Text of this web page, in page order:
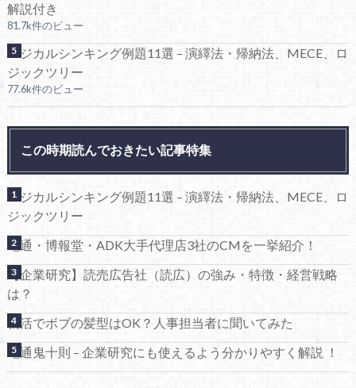
解説付き
81.7k件のビュー
ロジカルシンキング例題11選 – 演繹法・帰納法、MECE、ロ
ジックツリー
77.6k件のビュー
この時期読んでおきたい記事特集
ロジカルシンキング例題11選 – 演繹法・帰納法、MECE、ロ
ジックツリー
電通・博報堂・ADK大手代理店3社のCMを一挙紹介！
【企業研究】読売広告社（読広）の強み・特徴・経営戦略
は？
就活でボブの髪型はOK？人事担当者に聞いてみた
電通鬼十則 – 企業研究にも使えるよう分かりやすく解説 ！